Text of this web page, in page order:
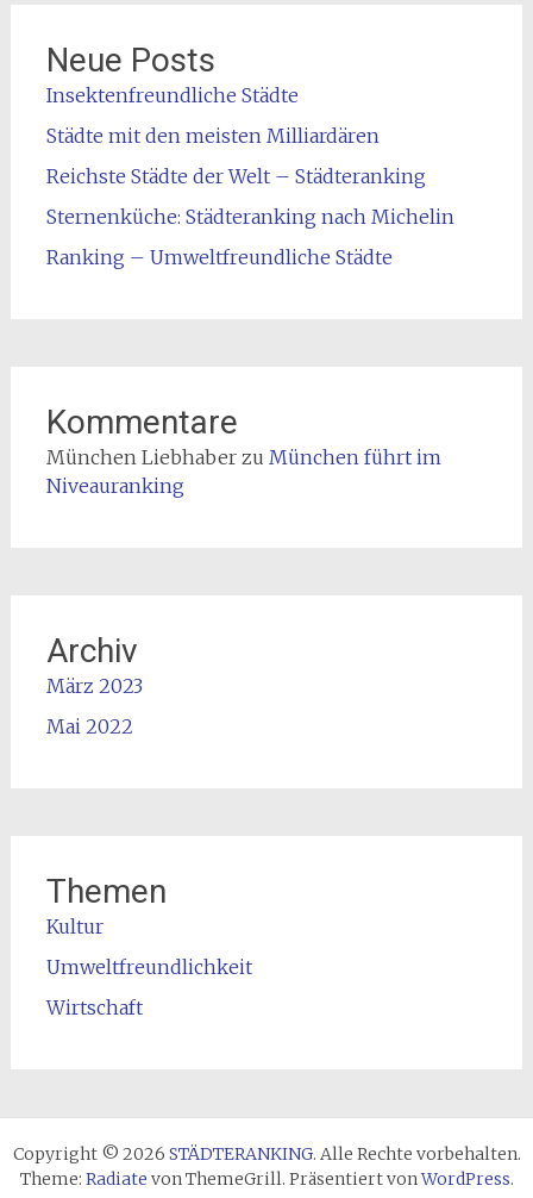
Neue Posts
Insektenfreundliche Städte
Städte mit den meisten Milliardären
Reichste Städte der Welt – Städteranking
Sternenküche: Städteranking nach Michelin
Ranking – Umweltfreundliche Städte
Kommentare
München Liebhaberzu München führt im
Niveauranking
Archiv
März 2023
Mai 2022
Themen
Kultur
Umweltfreundlichkeit
Wirtschaft
Copyright © 2026 STÄDTERANKING. Alle Rechte vorbehalten.
Theme: Radiate von ThemeGrill. Präsentiert vonWordPress.